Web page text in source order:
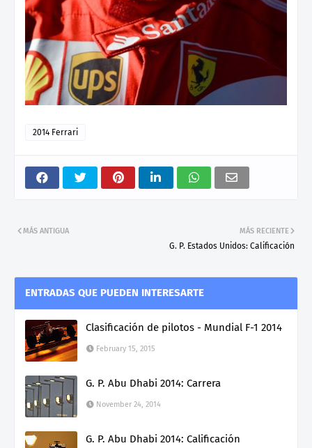
2014 Ferrari
MÁS RECIENTE
G. P. Estados Unidos: Calificación
MÁS ANTIGUA
ENTRADAS QUE PUEDEN INTERESARTE
Clasificación de pilotos - Mundial F-1 2014
February 15, 2015
G. P. Abu Dhabi 2014: Carrera
November 24, 2014
G. P. Abu Dhabi 2014: Calificación